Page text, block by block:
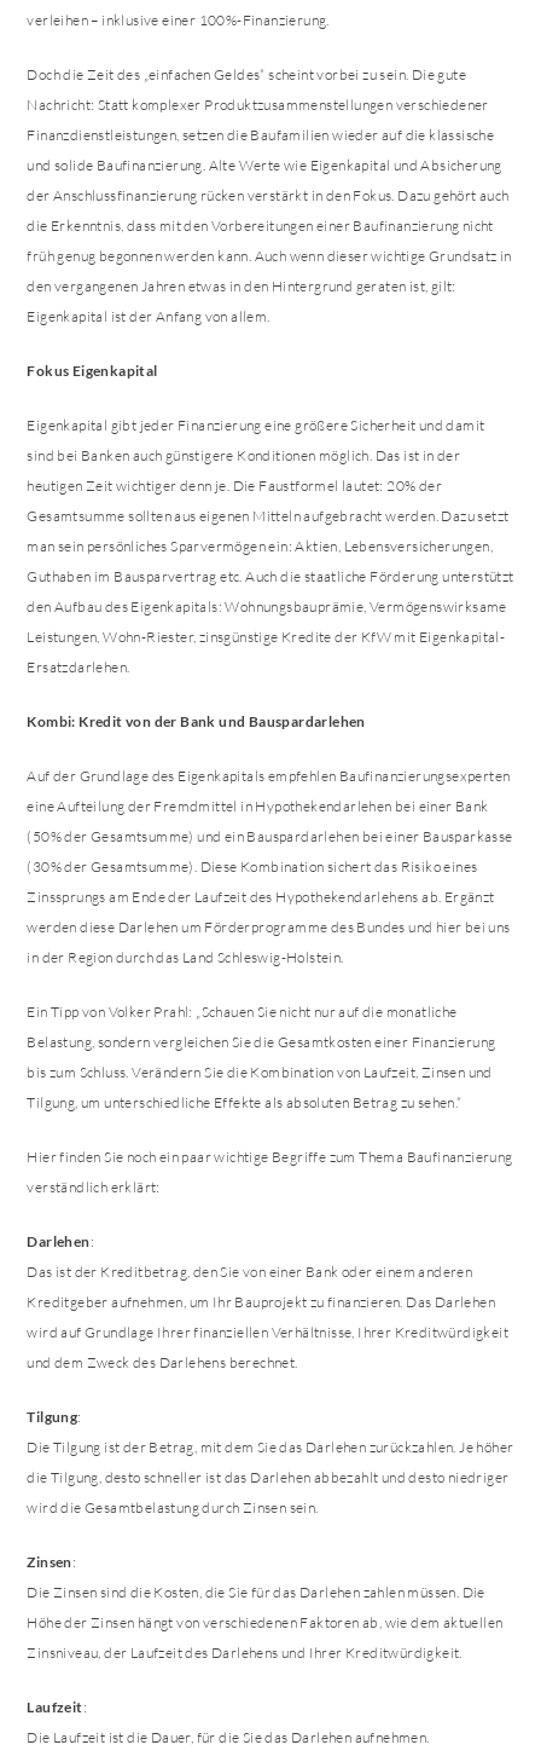
verleihen – inklusive einer 100%-Finanzierung.
Doch die Zeit des „einfachen Geldes“ scheint vorbei zu sein. Die gute
Nachricht: Statt komplexer Produktzusammenstellungen verschiedener
Finanzdienstleistungen, setzen die Baufamilien wieder auf die klassische
und solide Baufinanzierung. Alte Werte wie Eigenkapital und Absicherung
der Anschlussfinanzierung rücken verstärkt in den Fokus. Dazu gehört auch
die Erkenntnis, dass mit den Vorbereitungen einer Baufinanzierung nicht
früh genug begonnen werden kann. Auch wenn dieser wichtige Grundsatz in
den vergangenen Jahren etwas in den Hintergrund geraten ist, gilt:
Eigenkapital ist der Anfang von allem.
Fokus Eigenkapital
Eigenkapital gibt jeder Finanzierung eine größere Sicherheit und damit
sind bei Banken auch günstigere Konditionen möglich. Das ist in der
heutigen Zeit wichtiger denn je. Die Faustformel lautet: 20% der
Gesamtsumme sollten aus eigenen Mitteln aufgebracht werden. Dazu setzt
man sein persönliches Sparvermögen ein: Aktien, Lebensversicherungen,
Guthaben im Bausparvertrag etc. Auch die staatliche Förderung unterstützt
den Aufbau des Eigenkapitals: Wohnungsbauprämie, Vermögenswirksame
Leistungen, Wohn-Riester, zinsgünstige Kredite der KfW mit Eigenkapital-
Ersatzdarlehen.
Kombi: Kredit von der Bank und Bauspardarlehen
Auf der Grundlage des Eigenkapitals empfehlen Baufinanzierungsexperten
eine Aufteilung der Fremdmittel in Hypothekendarlehen bei einer Bank
(50% der Gesamtsumme) und ein Bauspardarlehen bei einer Bausparkasse
(30% der Gesamtsumme). Diese Kombination sichert das Risiko eines
Zinssprungs am Ende der Laufzeit des Hypothekendarlehens ab. Ergänzt
werden diese Darlehen um Förderprogramme des Bundes und hier bei uns
in der Region durch das Land Schleswig-Holstein.
Ein Tipp von Volker Prahl: „Schauen Sie nicht nur auf die monatliche
Belastung, sondern vergleichen Sie die Gesamtkosten einer Finanzierung
bis zum Schluss. Verändern Sie die Kombination von Laufzeit, Zinsen und
Tilgung, um unterschiedliche Effekte als absoluten Betrag zu sehen.“
Hier finden Sie noch ein paar wichtige Begriffe zum Thema Baufinanzierung
verständlich erklärt:
Darlehen:
Das ist der Kreditbetrag, den Sie von einer Bank oder einem anderen
Kreditgeber aufnehmen, um Ihr Bauprojekt zu finanzieren. Das Darlehen
wird auf Grundlage Ihrer finanziellen Verhältnisse, Ihrer Kreditwürdigkeit
und dem Zweck des Darlehens berechnet.
Tilgung:
Die Tilgung ist der Betrag, mit dem Sie das Darlehen zurückzahlen. Je höher
die Tilgung, desto schneller ist das Darlehen abbezahlt und desto niedriger
wird die Gesamtbelastung durch Zinsen sein.
Zinsen:
Die Zinsen sind die Kosten, die Sie für das Darlehen zahlen müssen. Die
Höhe der Zinsen hängt von verschiedenen Faktoren ab, wie dem aktuellen
Zinsniveau, der Laufzeit des Darlehens und Ihrer Kreditwürdigkeit.
Laufzeit:
Die Laufzeit ist die Dauer, für die Sie das Darlehen aufnehmen.